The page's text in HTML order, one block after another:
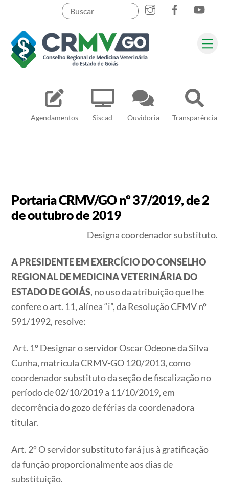
content
Agendamentos Siscad Ouvidoria Transparência
Pesquisar
Portaria CRMV/GO nº 37/2019, de 2
de outubro de 2019
Designa coordenador substituto.
A PRESIDENTE EM EXERCÍCIO DO CONSELHO
REGIONAL DE MEDICINA VETERINÁRIA DO
ESTADO DE GOIÁS, no uso da atribuição que lhe
confere o art. 11, alínea “i”, da Resolução CFMV nº
591/1992, resolve:
Art. 1º Designar o servidor Oscar Odeone da Silva
Cunha, matrícula CRMV-GO 120/2013, como
coordenador substituto da seção de fiscalização no
período de 02/10/2019 a 11/10/2019, em
decorrência do gozo de férias da coordenadora
titular.
Art. 2º O servidor substituto fará jus à gratificação
da função proporcionalmente aos dias de
substituição.